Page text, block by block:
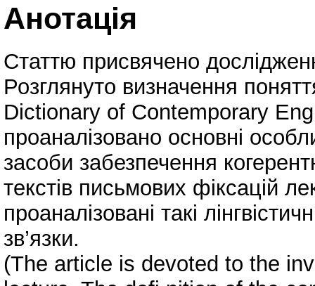
Анотація
Статтю присвячено
Розглянуто визначення
Dictionary of Contemporary
проаналізовано основні
засоби забезпечення
текстів письмових фіксацій
проаналізовані такі
зв’язки.
(The article is devoted to the